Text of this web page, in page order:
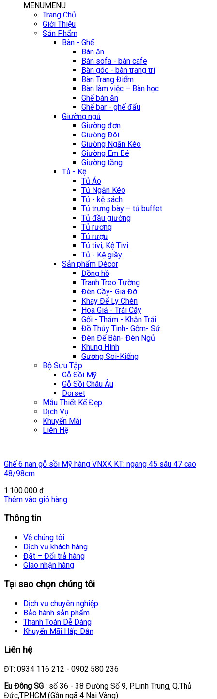
MENUMENU
Trang Chủ
Giới Thiệu
Sản Phẩm
Bàn - Ghế
Bàn ăn
Bàn sofa - bàn cafe
Bàn góc - bàn trang trí
Bàn Trang Điểm
Bàn làm việc – Bàn học
Ghế bàn ăn
Ghế bar - ghế đẩu
Giường ngủ
Giường đơn
Giường Đôi
Giường Ngăn Kéo
Giường Em Bé
Giường tầng
Tủ - Kệ
Tủ Áo
Tủ Ngăn Kéo
Tủ - kệ sách
Tủ trưng bày – tủ buffet
Tủ đầu giường
Tủ rương
Tủ rượu
Tủ tivi, Kệ Tivi
Tủ - Kệ giầy
Sản phẩm Décor
Đồng hồ
Tranh Treo Tường
Đèn Cầy- Giá Đỡ
Khay Để Ly Chén
Hoa Giả - Trái Cây
Gối - Thảm - Khăn Trải
Đồ Thủy Tinh- Gốm- Sứ
Đèn Để Bàn- Đèn Ngủ
Khung Hình
Gương Soi-Kiếng
Bộ Sưu Tập
Gỗ Sồi Mỹ
Gỗ Sồi Châu Âu
Dorset
Mẫu Thiết Kế Đẹp
Dịch Vụ
Khuyến Mãi
Liên Hệ
Ghế 6 nan gỗ sồi Mỹ hàng VNXK KT: ngang 45 sâu 47 cao
48/98cm
1.100.000 ₫
Thêm vào giỏ hàng
Thông tin
Về chúng tôi
Dịch vụ khách hàng
Đặt – Đổi trả hàng
Giao nhận hàng
Tại sao chọn chúng tôi
Dịch vụ chuyên nghiệp
Bảo hành sản phẩm
Thanh Toán Dễ Dàng
Khuyến Mãi Hấp Dẫn
Liên hệ
ĐT: 0934 116 212 - 0902 580 236
Eu Đông SG : số 36 - 38 Đường Số 9, P.Linh Trung, Q.Thủ
Đức,TP.HCM (Gần ngã 4 Nai Vàng)